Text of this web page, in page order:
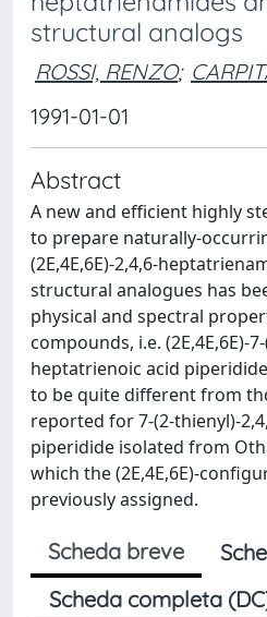
structural analogs
ROSSI, RENZO;
1991-01-01
Abstract
A new and efficient highly
to prepare naturally-
(2E,4E,6E)-2,4,6-
structural analogues has
physical and spectral
compounds, i.e. (2E,4E,6E)-
heptatrienoic acid
to be quite different from
reported for 7-(2-thienyl)-
piperidide isolated from
which the (2E,4E,6E)-
previously assigned.
Scheda breve
Scheda completa